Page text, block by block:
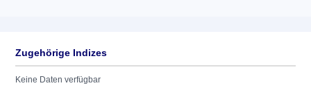
Zugehörige Indizes
Keine Daten verfügbar